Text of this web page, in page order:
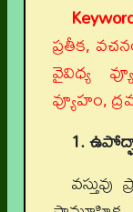
ప్రతీక,
వైవిధ్య
వ్యూహం,
1.